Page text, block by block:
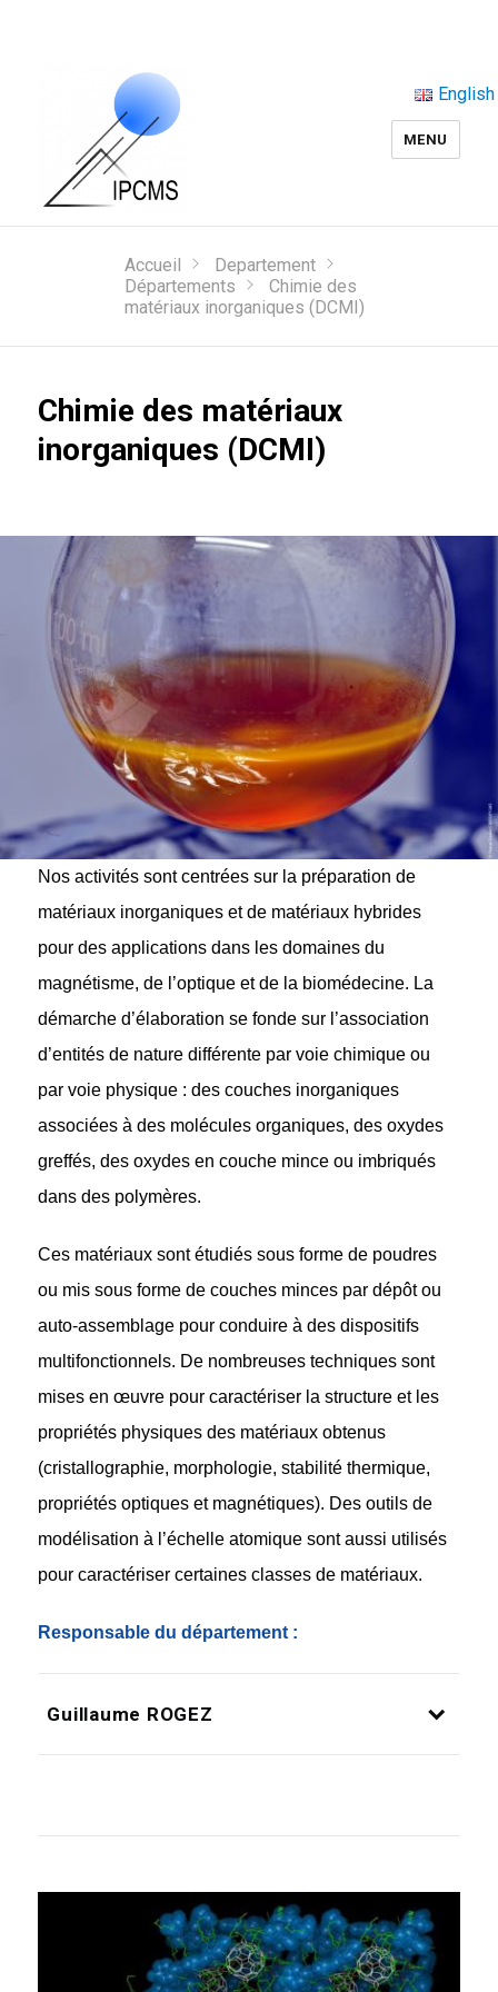
MENU
English
Accueil
Departement
Départements
Chimie des
matériaux inorganiques (DCMI)
Chimie des matériaux
inorganiques (DCMI)
Nos activités sont centrées sur la préparation de
matériaux inorganiques et de matériaux hybrides
pour des applications dans les domaines du
magnétisme, de l’optique et de la biomédecine. La
démarche d’élaboration se fonde sur l’association
d’entités de nature différente par voie chimique ou
par voie physique : des couches inorganiques
associées à des molécules organiques, des oxydes
greffés, des oxydes en couche mince ou imbriqués
dans des polymères.
Ces matériaux sont étudiés sous forme de poudres
ou mis sous forme de couches minces par dépôt ou
auto-assemblage pour conduire à des dispositifs
multifonctionnels. De nombreuses techniques sont
mises en œuvre pour caractériser la structure et les
propriétés physiques des matériaux obtenus
(cristallographie, morphologie, stabilité thermique,
propriétés optiques et magnétiques). Des outils de
modélisation à l’échelle atomique sont aussi utilisés
pour caractériser certaines classes de matériaux.
Responsable du département :
Guillaume ROGEZ